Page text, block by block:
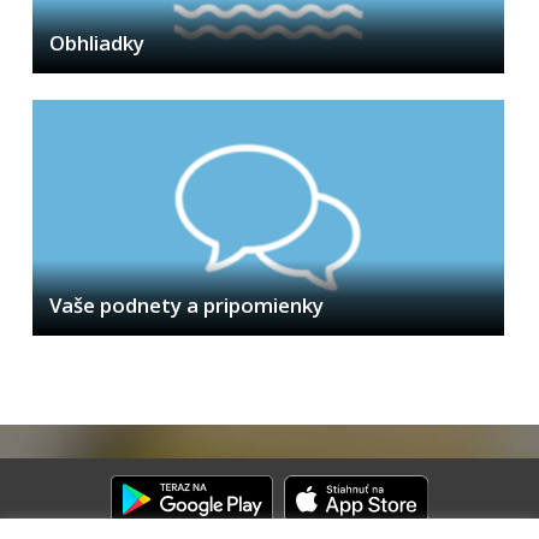
Obhliadky
Vaše podnety a pripomienky